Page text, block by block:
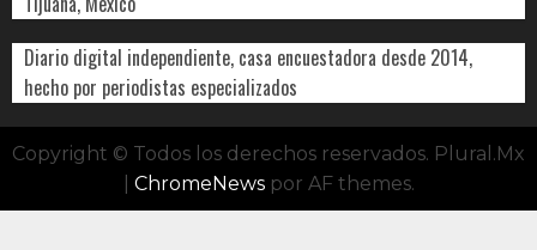
Diario digital independiente, casa encuestadora desde 2014,
hecho por periodistas especializados
Copyright © Todos los derechos reservados. Plural.Mx
ChromeNewspor AF themes.